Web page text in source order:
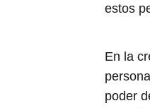
estos
En la
poder